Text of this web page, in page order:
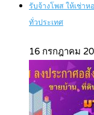
รับจ้างโพส ให้เช่า
ทั่วประเทศ
16 กรกฎาคม